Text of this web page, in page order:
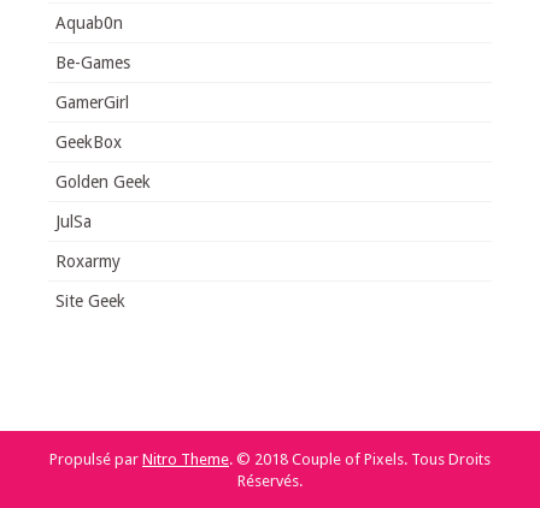
Aquab0n
Be-Games
GamerGirl
GeekBox
Golden Geek
JulSa
Roxarmy
Site Geek
Propulsé par Nitro Theme. © 2018 Couple of Pixels. Tous Droits
Réservés.